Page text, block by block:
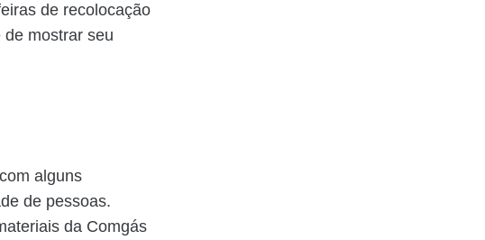
de recolocação
mostrar seu
alguns
de pessoas.
da Comgás